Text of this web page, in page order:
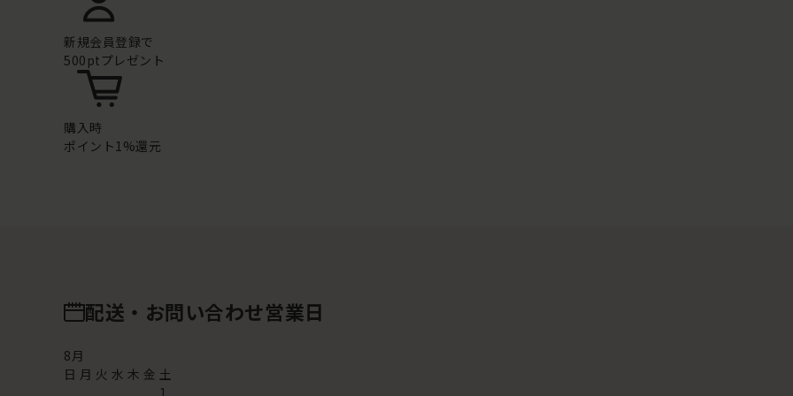
新規会員登録で
500ptプレゼント
購入時
ポイント1%還元
配送・お問い合わせ営業日
8月
日 月 火 水 木 金 土